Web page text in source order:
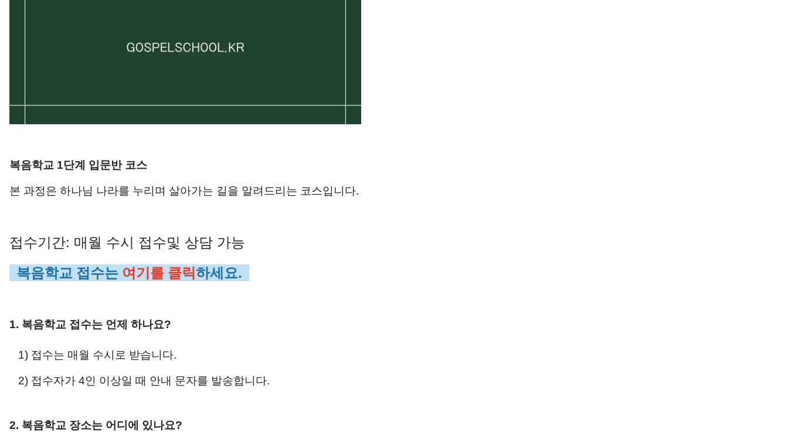
복음학교 1단계 입문반 코스
본 과정은 하나님 나라를 누리며 살아가는 길을 알려드리는 코스입니다.
접수기간: 매월 수시 접수및 상담 가능
복음학교 접수는 여기를 클릭하세요.
1. 복음학교 접수는 언제 하나요?
1) 접수는 매월 수시로 받습니다.
2) 접수자가 4인 이상일 때 안내 문자를 발송합니다.
2. 복음학교 장소는 어디에 있나요?